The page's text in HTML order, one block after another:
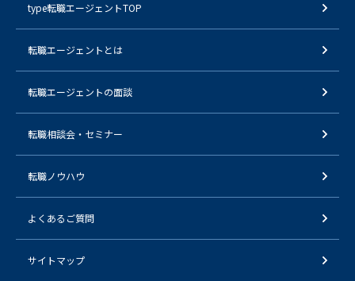
type転職エージェントTOP
転職エージェントとは
転職エージェントの面談
転職相談会・セミナー
転職ノウハウ
よくあるご質問
サイトマップ